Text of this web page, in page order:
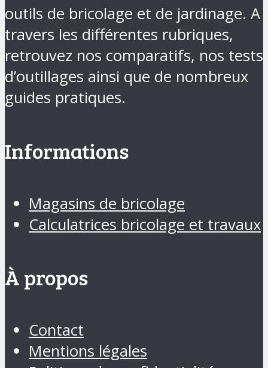
outils de bricolage et de jardinage. A
travers les différentes rubriques,
retrouvez nos comparatifs, nos tests
d’outillages ainsi que de nombreux
guides pratiques.
Informations
Magasins de bricolage
Calculatrices bricolage et travaux
À propos
Contact
Mentions légales